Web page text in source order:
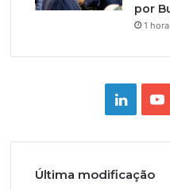
por
1
Última modificação